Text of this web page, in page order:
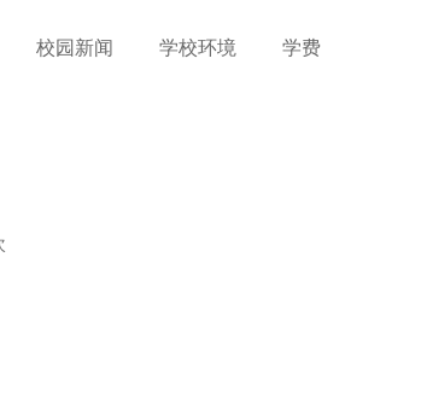
校园新闻 学校环境 学费